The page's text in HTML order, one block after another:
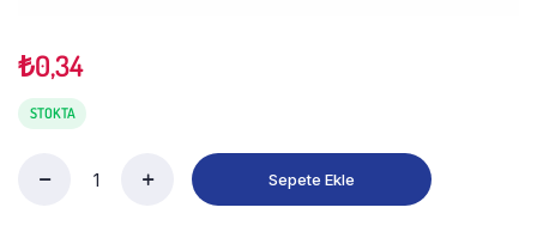
₺0,34
STOKTA
Sepete Ekle